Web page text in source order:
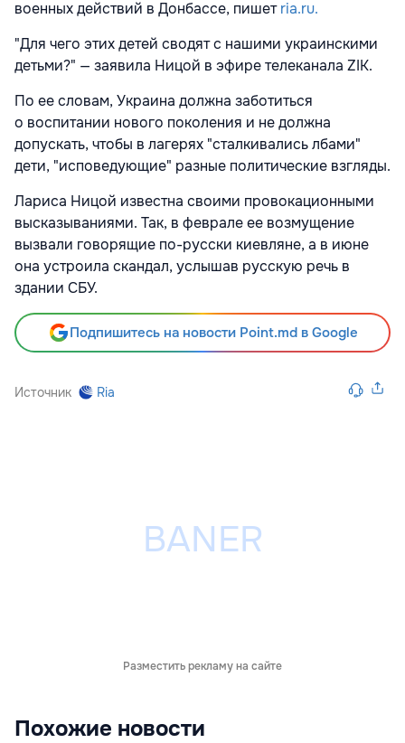
военных действий в Донбассе, пишетria.ru.
"Для чего этих детей сводят с нашими украинскими
детьми?" — заявила Ницой в эфире телеканала ZIK.
По ее словам, Украина должна заботиться
о воспитании нового поколения и не должна
допускать, чтобы в лагерях "сталкивались лбами"
дети, "исповедующие" разные политические взгляды.
Лариса Ницой известна своими провокационными
высказываниями. Так, в феврале ее возмущение
вызвали говорящие по-русски киевляне, а в июне
она устроила скандал, услышав русскую речь в
здании СБУ.
Подпишитесь на новости Point.md в Google
Источник Ria
Разместить рекламу на сайте
Похожие новости